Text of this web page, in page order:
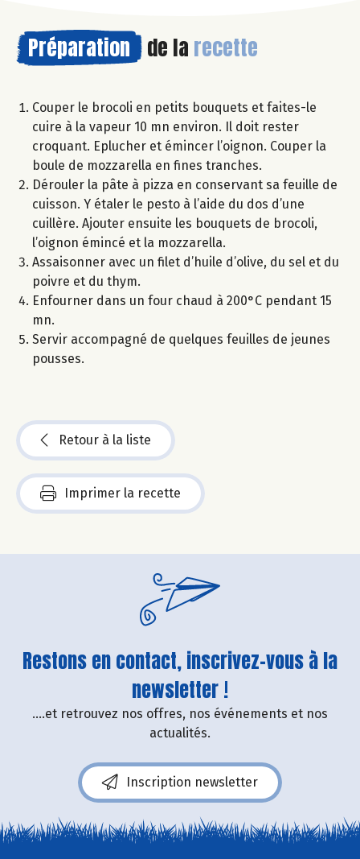
Préparation de la recette
Couper le brocoli en petits bouquets et faites-le
cuire à la vapeur 10 mn environ. Il doit rester
croquant. Eplucher et émincer l’oignon. Couper la
boule de mozzarella en fines tranches.
Dérouler la pâte à pizza en conservant sa feuille de
cuisson. Y étaler le pesto à l’aide du dos d’une
cuillère. Ajouter ensuite les bouquets de brocoli,
l’oignon émincé et la mozzarella.
Assaisonner avec un filet d’huile d’olive, du sel et du
poivre et du thym.
Enfourner dans un four chaud à 200°C pendant 15
mn.
Servir accompagné de quelques feuilles de jeunes
pousses.
Retour à la liste
Imprimer la recette
Restons en contact, inscrivez-vous à la
newsletter !
....et retrouvez nos offres, nos événements et nos
actualités.
Inscription newsletter